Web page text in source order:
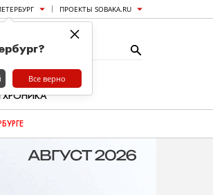
ПРОЕКТЫ SOBAKA.RU
ХРОНИКА
×
Все верно